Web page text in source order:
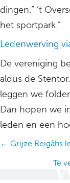
dingen.” ’t
het sportpark.”
Ledenwerving
De vereniging
aldus de
leggen we
Dan hopen we
leden en een
Posts
navigation
← Grijze Reigâhs
Te